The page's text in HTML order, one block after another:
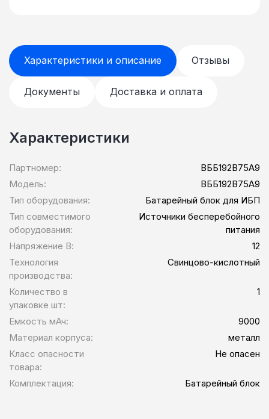
Характеристики и описание Отзывы
Документы Доставка и оплата
Характеристики
Партномер:
ВББ192В75А9
Модель:
ВББ192В75А9
Тип оборудования:
Батарейный блок для ИБП
Тип совместимого
оборудования:
Источники бесперебойного
питания
Напряжение В:
12
Технология
производства:
Свинцово-кислотный
Количество в
упаковке шт:
1
Емкость мАч:
9000
Материал корпуса:
металл
Класс опасности
товара:
Не опасен
Комплектация: Батарейный блок